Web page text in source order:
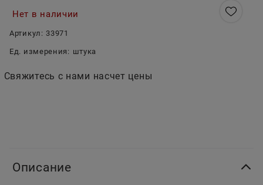
Нет в наличии
Артикул: 33971
Ед. измерения: штука
Свяжитесь с нами насчет цены
Описание